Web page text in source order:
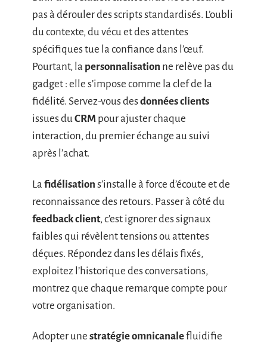
pas à dérouler des scripts standardisés. L’oubli
du contexte, du vécu et des attentes
spécifiques tue la confiance dans l’œuf.
Pourtant, la personnalisation ne relève pas du
gadget : elle s’impose comme la clef de la
fidélité. Servez-vous desdonnées clients
issues duCRM pour ajuster chaque
interaction, du premier échange au suivi
après l’achat.
La fidélisation s’installe à force d’écoute et de
reconnaissance des retours. Passer à côté du
feedback client, c’est ignorer des signaux
faibles qui révèlent tensions ou attentes
déçues. Répondez dans les délais fixés,
exploitez l’historique des conversations,
montrez que chaque remarque compte pour
votre organisation.
Adopter une stratégie omnicanalefluidifie